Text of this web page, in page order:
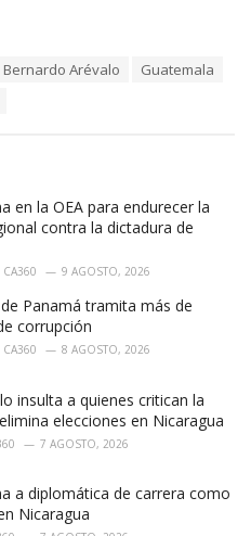
Bernardo Arévalo
Guatemala
en la OEA para endurecer la
contra la dictadura de
9 AGOSTO, 2026
Panamá tramita más de
corrupción
8 AGOSTO, 2026
insulta a quienes critican la
elecciones en Nicaragua
7 AGOSTO, 2026
a diplomática de carrera como
Nicaragua